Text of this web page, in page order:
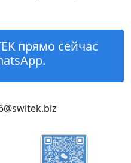
прямо сейчас